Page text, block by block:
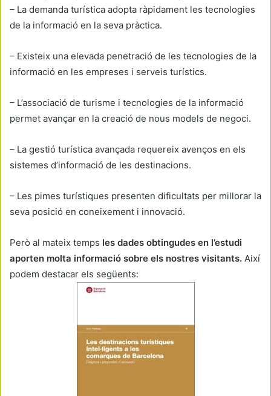
– La demanda turística adopta ràpidament les tecnologies
de la informació en la seva pràctica.
– Existeix una elevada penetració de les tecnologies de la
informació en les empreses i serveis turístics.
– L’associació de turisme i tecnologies de la informació
permet avançar en la creació de nous models de negoci.
– La gestió turística avançada requereix avenços en els
sistemes d’informació de les destinacions.
– Les pimes turístiques presenten dificultats per millorar la
seva posició en coneixement i innovació.
Però al mateix temps les dades obtingudes en l’estudi
aporten molta informació sobre els nostres visitants. Així
podem destacar els següents: